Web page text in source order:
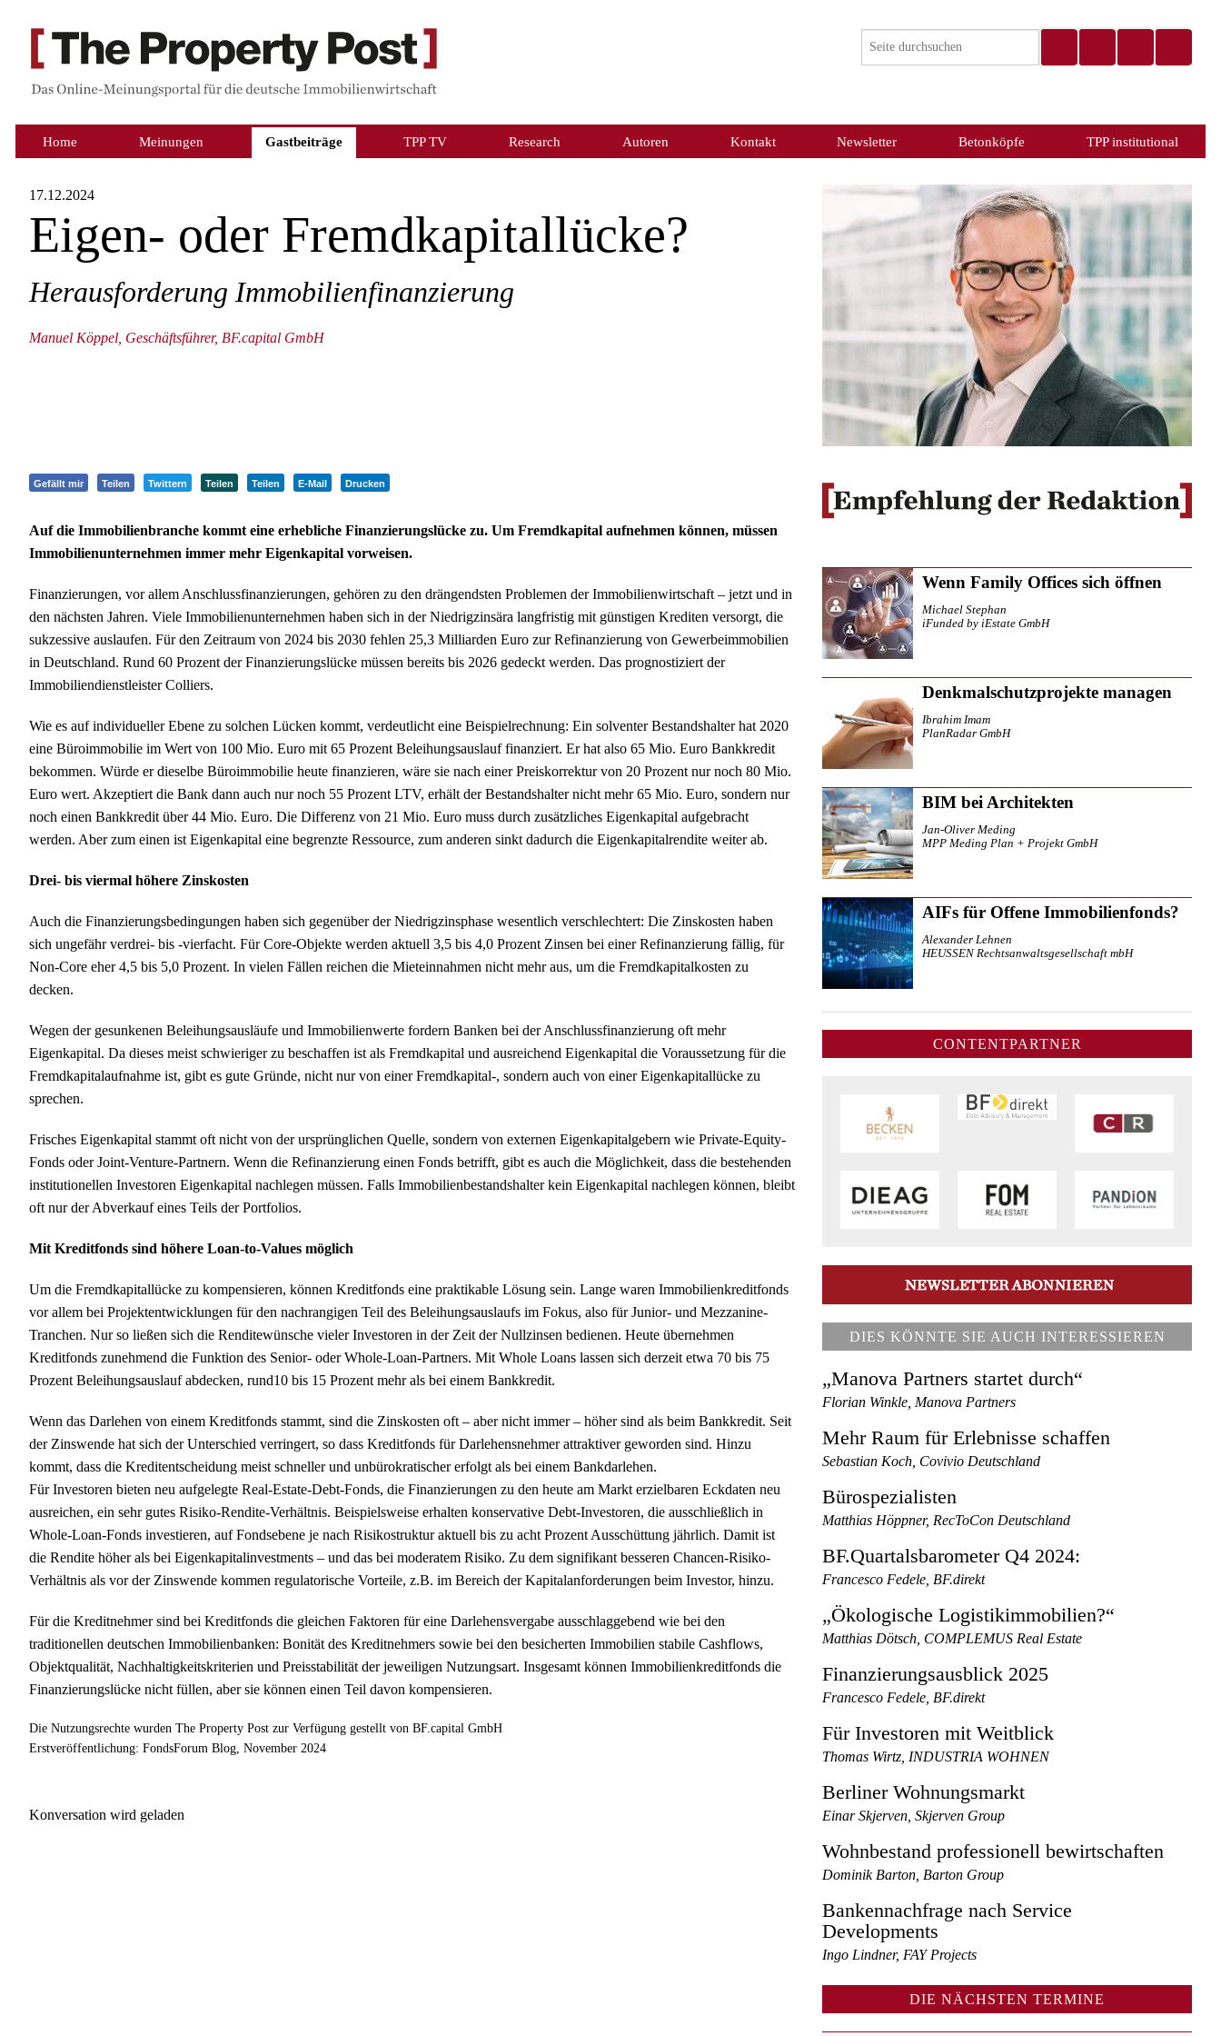
Home Meinungen Gastbeiträge TPP TV Research Autoren Kontakt Newsletter Betonköpfe TPP institutional
17.12.2024
Eigen- oder Fremdkapitallücke?
Herausforderung Immobilienfinanzierung
Manuel Köppel, Geschäftsführer, BF.capital GmbH
Gefällt mir Teilen Twittern Teilen Teilen E-Mail Drucken
Auf die Immobilienbranche kommt eine erhebliche Finanzierungslücke zu. Um Fremdkapital aufnehmen können, müssen
Immobilienunternehmen immer mehr Eigenkapital vorweisen.
Finanzierungen, vor allem Anschlussfinanzierungen, gehören zu den drängendsten Problemen der Immobilienwirtschaft – jetzt und in
den nächsten Jahren. Viele Immobilienunternehmen haben sich in der Niedrigzinsära langfristig mit günstigen Krediten versorgt, die
sukzessive auslaufen. Für den Zeitraum von 2024 bis 2030 fehlen 25,3 Milliarden Euro zur Refinanzierung von Gewerbeimmobilien
in Deutschland. Rund 60 Prozent der Finanzierungslücke müssen bereits bis 2026 gedeckt werden. Das prognostiziert der
Immobiliendienstleister Colliers.
Wie es auf individueller Ebene zu solchen Lücken kommt, verdeutlicht eine Beispielrechnung: Ein solventer Bestandshalter hat 2020
eine Büroimmobilie im Wert von 100 Mio. Euro mit 65 Prozent Beleihungsauslauf finanziert. Er hat also 65 Mio. Euro Bankkredit
bekommen. Würde er dieselbe Büroimmobilie heute finanzieren, wäre sie nach einer Preiskorrektur von 20 Prozent nur noch 80 Mio.
Euro wert. Akzeptiert die Bank dann auch nur noch 55 Prozent LTV, erhält der Bestandshalter nicht mehr 65 Mio. Euro, sondern nur
noch einen Bankkredit über 44 Mio. Euro. Die Differenz von 21 Mio. Euro muss durch zusätzliches Eigenkapital aufgebracht
werden. Aber zum einen ist Eigenkapital eine begrenzte Ressource, zum anderen sinkt dadurch die Eigenkapitalrendite weiter ab.
Drei- bis viermal höhere Zinskosten
Auch die Finanzierungsbedingungen haben sich gegenüber der Niedrigzinsphase wesentlich verschlechtert: Die Zinskosten haben
sich ungefähr verdrei- bis -vierfacht. Für Core-Objekte werden aktuell 3,5 bis 4,0 Prozent Zinsen bei einer Refinanzierung fällig, für
Non-Core eher 4,5 bis 5,0 Prozent. In vielen Fällen reichen die Mieteinnahmen nicht mehr aus, um die Fremdkapitalkosten zu
decken.
Wegen der gesunkenen Beleihungsausläufe und Immobilienwerte fordern Banken bei der Anschlussfinanzierung oft mehr
Eigenkapital. Da dieses meist schwieriger zu beschaffen ist als Fremdkapital und ausreichend Eigenkapital die Voraussetzung für die
Fremdkapitalaufnahme ist, gibt es gute Gründe, nicht nur von einer Fremdkapital-, sondern auch von einer Eigenkapitallücke zu
sprechen.
Frisches Eigenkapital stammt oft nicht von der ursprünglichen Quelle, sondern von externen Eigenkapitalgebern wie Private-Equity-
Fonds oder Joint-Venture-Partnern. Wenn die Refinanzierung einen Fonds betrifft, gibt es auch die Möglichkeit, dass die bestehenden
institutionellen Investoren Eigenkapital nachlegen müssen. Falls Immobilienbestandshalter kein Eigenkapital nachlegen können, bleibt
oft nur der Abverkauf eines Teils der Portfolios.
Mit Kreditfonds sind höhere Loan-to-Values möglich
Um die Fremdkapitallücke zu kompensieren, können Kreditfonds eine praktikable Lösung sein. Lange waren Immobilienkreditfonds
vor allem bei Projektentwicklungen für den nachrangigen Teil des Beleihungsauslaufs im Fokus, also für Junior- und Mezzanine-
Tranchen. Nur so ließen sich die Renditewünsche vieler Investoren in der Zeit der Nullzinsen bedienen. Heute übernehmen
Kreditfonds zunehmend die Funktion des Senior- oder Whole-Loan-Partners. Mit Whole Loans lassen sich derzeit etwa 70 bis 75
Prozent Beleihungsauslauf abdecken, rund10 bis 15 Prozent mehr als bei einem Bankkredit.
Wenn das Darlehen von einem Kreditfonds stammt, sind die Zinskosten oft – aber nicht immer – höher sind als beim Bankkredit. Seit
der Zinswende hat sich der Unterschied verringert, so dass Kreditfonds für Darlehensnehmer attraktiver geworden sind. Hinzu
kommt, dass die Kreditentscheidung meist schneller und unbürokratischer erfolgt als bei einem Bankdarlehen.
Für Investoren bieten neu aufgelegte Real-Estate-Debt-Fonds, die Finanzierungen zu den heute am Markt erzielbaren Eckdaten neu
ausreichen, ein sehr gutes Risiko-Rendite-Verhältnis. Beispielsweise erhalten konservative Debt-Investoren, die ausschließlich in
Whole-Loan-Fonds investieren, auf Fondsebene je nach Risikostruktur aktuell bis zu acht Prozent Ausschüttung jährlich. Damit ist
die Rendite höher als bei Eigenkapitalinvestments – und das bei moderatem Risiko. Zu dem signifikant besseren Chancen-Risiko-
Verhältnis als vor der Zinswende kommen regulatorische Vorteile, z.B. im Bereich der Kapitalanforderungen beim Investor, hinzu.
Für die Kreditnehmer sind bei Kreditfonds die gleichen Faktoren für eine Darlehensvergabe ausschlaggebend wie bei den
traditionellen deutschen Immobilienbanken: Bonität des Kreditnehmers sowie bei den besicherten Immobilien stabile Cashflows,
Objektqualität, Nachhaltigkeitskriterien und Preisstabilität der jeweiligen Nutzungsart. Insgesamt können Immobilienkreditfonds die
Finanzierungslücke nicht füllen, aber sie können einen Teil davon kompensieren.
Die Nutzungsrechte wurden The Property Post zur Verfügung gestellt von BF.capital GmbH
Erstveröffentlichung: FondsForum Blog, November 2024
Konversation wird geladen
Wenn Family Offices sich öffnen
Michael Stephan
iFunded by iEstate GmbH
Denkmalschutzprojekte managen
Ibrahim Imam
PlanRadar GmbH
BIM bei Architekten
Jan-Oliver Meding
MPP Meding Plan + Projekt GmbH
AIFs für Offene Immobilienfonds?
Alexander Lehnen
HEUSSEN Rechtsanwaltsgesellschaft mbH
CONTENTPARTNER
DIES KÖNNTE SIE AUCH INTERESSIEREN
„Manova Partners startet durch“
Florian Winkle, Manova Partners
Mehr Raum für Erlebnisse schaffen
Sebastian Koch, Covivio Deutschland
Bürospezialisten
Matthias Höppner, RecToCon Deutschland
BF.Quartalsbarometer Q4 2024:
Francesco Fedele, BF.direkt
„Ökologische Logistikimmobilien?“
Matthias Dötsch, COMPLEMUS Real Estate
Finanzierungsausblick 2025
Francesco Fedele, BF.direkt
Für Investoren mit Weitblick
Thomas Wirtz, INDUSTRIA WOHNEN
Berliner Wohnungsmarkt
Einar Skjerven, Skjerven Group
Wohnbestand professionell bewirtschaften
Dominik Barton, Barton Group
Bankennachfrage nach Service
Developments
Ingo Lindner, FAY Projects
DIE NÄCHSTEN TERMINE